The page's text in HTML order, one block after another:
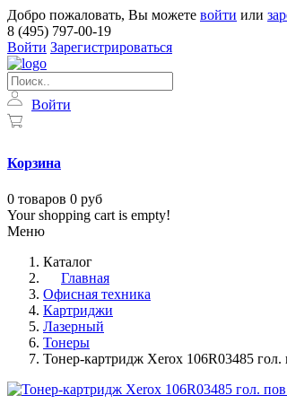
Добро пожаловать, Вы можете войти или
8 (495) 797-00-19
Войти Зарегистрироваться
Войти
Корзина
0 товаров 0 руб
Your shopping cart is empty!
Меню
Каталог
Главная
Офисная техника
Картриджи
Лазерный
Тонеры
Тонер-картридж Xerox 106R03485 гол.